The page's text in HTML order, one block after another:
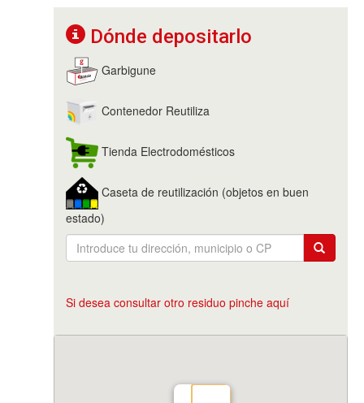
Dónde depositarlo
Garbigune
Contenedor Reutiliza
Tienda Electrodomésticos
Caseta de reutilización (objetos en buen
estado)
Si desea consultar otro residuo pinche aquí